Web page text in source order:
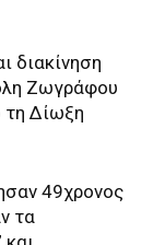
διακίνηση
Ζωγράφου
τη Δίωξη
49χρονος
τα